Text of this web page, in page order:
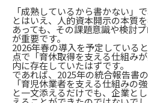
「成熟しているから書かない」
とはいえ、人的資本開示の本質
あっても、その課題意識や検討
が重要です。
2026年春の導入を予定している
点で「育休取得を支える仕組み
内に存在していたはずです。
であれば、2025年の統合報告書
「育児休業者を支える仕組みの
と一文添えるだけでも、企業と